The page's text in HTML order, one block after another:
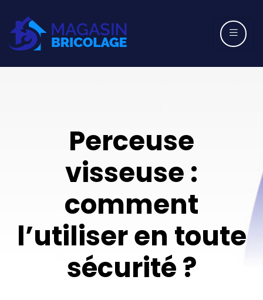
Perceuse
visseuse :
comment
l’utiliser en toute
sécurité ?